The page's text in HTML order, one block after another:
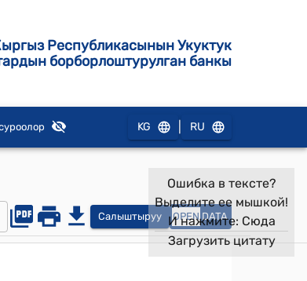
Республикасынын Укуктук
борборлоштурулган банкы
KG RU
Салыштыруу OPEN DATA
Ошибка в тексте?
Выделите ее мышкой!
И нажмите: Сюда
Загрузить цитату